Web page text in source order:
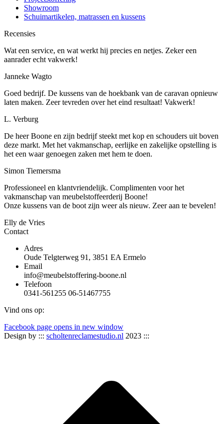
Showroom
Schuimartikelen, matrassen en kussens
Recensies
Wat een service, en wat werkt hij precies en netjes. Zeker een
aanrader echt vakwerk!
Janneke Wagto
Goed bedrijf. De kussens van de hoekbank van de caravan opnieuw
laten maken. Zeer tevreden over het eind resultaat! Vakwerk!
L. Verburg
De heer Boone en zijn bedrijf steekt met kop en schouders uit boven
deze markt. Met het vakmanschap, eerlijke en zakelijke opstelling is
het een waar genoegen zaken met hem te doen.
Simon Tiemersma
Professioneel en klantvriendelijk. Complimenten voor het
vakmanschap van meubelstoffeerderij Boone!
Onze kussens van de boot zijn weer als nieuw. Zeer aan te bevelen!
Elly de Vries
Contact
Adres
Oude Telgterweg 91, 3851 EA Ermelo
Email
info@meubelstoffering-boone.nl
Telefoon
0341-561255 06-51467755
Vind ons op:
Facebook page opens in new window
Design by ::: scholtenreclamestudio.nl 2023 :::